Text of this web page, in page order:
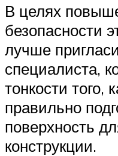
В целях
безопасности
лучше
специалиста,
тонкости того,
правильно
поверхность
конструкции.